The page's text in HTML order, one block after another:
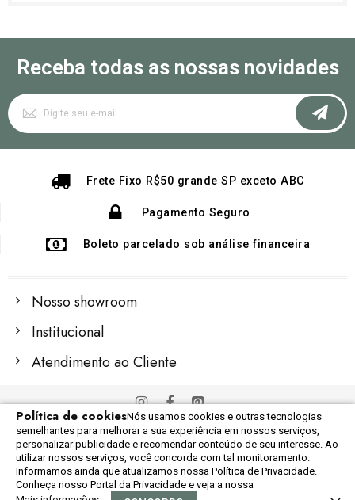
Política de cookiesNós usamos cookies e outras tecnologias
semelhantes para melhorar a sua experiência em nossos serviços,
personalizar publicidade e recomendar conteúdo de seu interesse. Ao
utilizar nossos serviços, você concorda com tal monitoramento.
Informamos ainda que atualizamos nossa Política de Privacidade.
Conheça nosso Portal da Privacidade e veja a nossa
Receba todas as nossas novidades
Inscreva-
se
na
Frete Fixo R$50 grande SP exceto ABC
Pagamento Seguro
Boleto parcelado sob análise financeira
Nosso showroom
Institucional
Atendimento ao Cliente
© 2022 Importex Global
Razão Social: 06.248.609/0001-60